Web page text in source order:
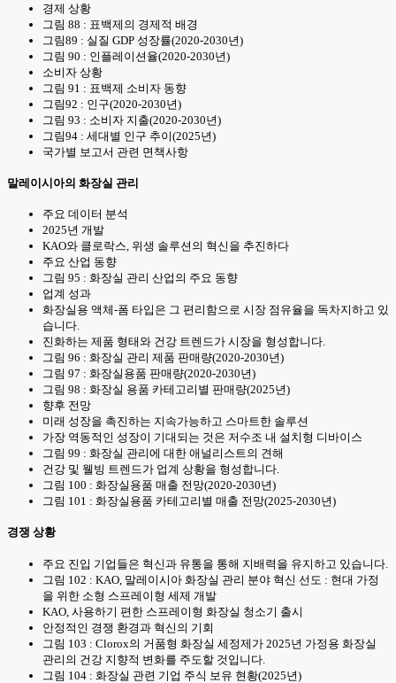
경제 상황
그림 88 : 표백제의 경제적 배경
그림89 : 실질 GDP 성장률(2020-2030년)
그림 90 : 인플레이션율(2020-2030년)
소비자 상황
그림 91 : 표백제 소비자 동향
그림92 : 인구(2020-2030년)
그림 93 : 소비자 지출(2020-2030년)
그림94 : 세대별 인구 추이(2025년)
국가별 보고서 관련 면책사항
말레이시아의 화장실 관리
주요 데이터 분석
2025년 개발
KAO와 클로락스, 위생 솔루션의 혁신을 추진하다
주요 산업 동향
그림 95 : 화장실 관리 산업의 주요 동향
업계 성과
화장실용 액체-폼 타입은 그 편리함으로 시장 점유율을 독차지하고 있
습니다.
진화하는 제품 형태와 건강 트렌드가 시장을 형성합니다.
그림 96 : 화장실 관리 제품 판매량(2020-2030년)
그림 97 : 화장실용품 판매량(2020-2030년)
그림 98 : 화장실 용품 카테고리별 판매량(2025년)
향후 전망
미래 성장을 촉진하는 지속가능하고 스마트한 솔루션
가장 역동적인 성장이 기대되는 것은 저수조 내 설치형 디바이스
그림 99 : 화장실 관리에 대한 애널리스트의 견해
건강 및 웰빙 트렌드가 업계 상황을 형성합니다.
그림 100 : 화장실용품 매출 전망(2020-2030년)
그림 101 : 화장실용품 카테고리별 매출 전망(2025-2030년)
경쟁 상황
주요 진입 기업들은 혁신과 유통을 통해 지배력을 유지하고 있습니다.
그림 102 : KAO, 말레이시아 화장실 관리 분야 혁신 선도 : 현대 가정
을 위한 소형 스프레이형 세제 개발
KAO, 사용하기 편한 스프레이형 화장실 청소기 출시
안정적인 경쟁 환경과 혁신의 기회
그림 103 : Clorox의 거품형 화장실 세정제가 2025년 가정용 화장실
관리의 건강 지향적 변화를 주도할 것입니다.
그림 104 : 화장실 관련 기업 주식 보유 현황(2025년)